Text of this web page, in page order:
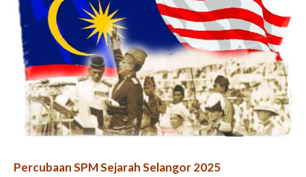
Percubaan SPM Sejarah Selangor 2025